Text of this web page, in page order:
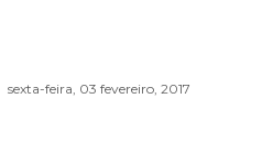
sexta-feira, 03 fevereiro, 2017